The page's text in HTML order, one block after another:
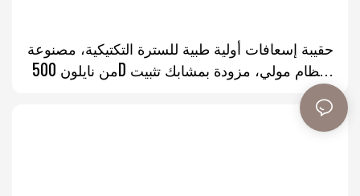
حقيبة إسعافات أولية طبية للسترة التكتيكية، مصنوعة
من نايلون 500D بنظام مولي، مزودة بمشابك تثبيت